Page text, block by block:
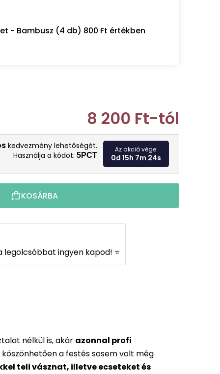
- Bambusz (4 db) 800 Ft értékben
8 200 Ft-tól
Egységár:
kedvezmény lehetőségét.
Használja a kódot: 5PCT
Az akció vége:
0d 15h 7m 23s
KOSÁRBA
legolcsóbbat ingyen kapod! ⭐
nélkül is, akár azonnal profi
a festés sosem volt még
teli vásznat, illetve ecseteket és